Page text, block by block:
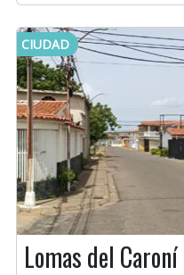
CIUDAD
Lomas del